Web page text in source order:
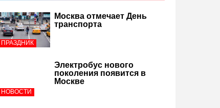
ПРАЗДНИК
Москва отмечает День
транспорта
НОВОСТИ
Электробус нового
поколения появится в
Москве